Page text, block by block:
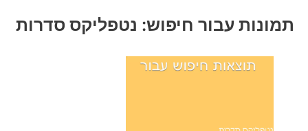
תמונות עבור חיפוש: נטפליקס סדרות